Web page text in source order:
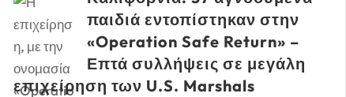
παιδιά εντοπίστηκαν στην
«Operation Safe Return» –
Επτά συλλήψεις σε μεγάλη
επιχείρηση των U.S. Marshals